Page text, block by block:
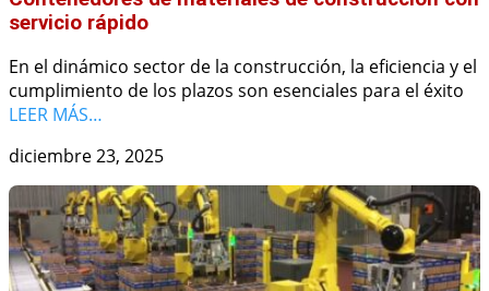
servicio rápido
En el dinámico sector de la construcción, la eficiencia y el
cumplimiento de los plazos son esenciales para el éxito
LEER MÁS…
diciembre 23, 2025